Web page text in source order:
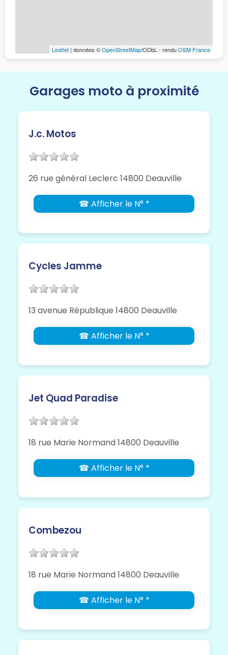
Leaflet | données ©OpenStreetMap/ODbL - renduOSM France
Garages moto à proximité
J.c. Motos
26 rue général Leclerc 14800 Deauville
☎ Afficher le N° *
Cycles Jamme
13 avenue République 14800 Deauville
☎ Afficher le N° *
Jet Quad Paradise
18 rue Marie Normand 14800 Deauville
☎ Afficher le N° *
Combezou
18 rue Marie Normand 14800 Deauville
☎ Afficher le N° *